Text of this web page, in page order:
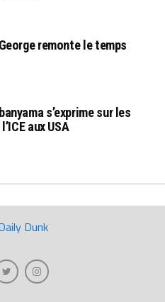
remonte le temps
s’exprime sur les
aux USA